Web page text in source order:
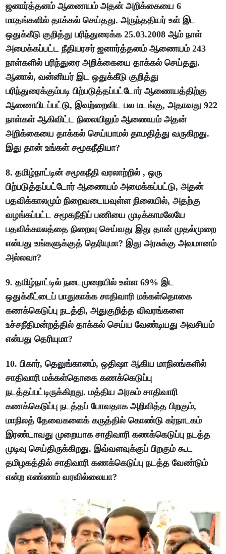
ஜனார்த்தனம் ஆணையம் அதன் அறிக்கையை 6
மாதங்களில் தாக்கல் செய்தது. அருந்ததியர் உள் இட
ஒதுக்கீடு குறித்து பரிந்துரைக்க 25.03.2008 ஆம் நாள்
அமைக்கப்பட்ட நீதியரசர் ஜனார்த்தனம் ஆணையம் 243
நாள்களில் பரிந்துரை அறிக்கையை தாக்கல் செய்தது.
ஆனால், வன்னியர் இட ஒதுக்கீடு குறித்து
பரிந்துரைக்கும்படி பிற்படுத்தப்பட்டோர் ஆணையத்திற்கு
ஆணையிடப்பட்டு, இவற்றைவிட பல மடங்கு, அதாவது 922
நாள்கள் ஆகிவிட்ட நிலையிலும் ஆணையம் அதன்
அறிக்கையை தாக்கல் செய்யாமல் தாமதித்து வருகிறது.
இது தான் உங்கள் சமூகநீதியா?
8. தமிழ்நாட்டின் சமூகநீதி வரலாற்றில் , ஒரு
பிற்படுத்தப்பட்டோர் ஆணையம் அமைக்கப்பட்டு, அதன்
பதவிக்காலமும் நிறைவடையவுள்ள நிலையில், அதற்கு
வழங்கப்பட்ட சமூகநீதிப் பணியை முடிக்காமலேயே
பதவிக்காலத்தை நிறைவு செய்வது இது தான் முதல்முறை
என்பது உங்களுக்குத் தெரியுமா? இது அரசுக்கு அவமானம்
அல்லவா?
9. தமிழ்நாட்டில் நடைமுறையில் உள்ள 69% இட
ஒதுக்கீட்டைப் பாதுகாக்க சாதிவாரி மக்கள்தொகை
கணக்கெடுப்பு நடத்தி, அதுகுறித்த விவரங்களை
உச்சநீதிமன்றத்தில் தாக்கல் செய்ய வேண்டியது அவசியம்
என்பது தெரியுமா?
10. பிகார், தெலுங்கானம், ஒதிஷா ஆகிய மாநிலங்களில்
சாதிவாரி மக்கள்தொகை கணக்கெடுப்பு
நடத்தப்பட்டிருக்கிறது. மத்திய அரசும் சாதிவாரி
கணக்கெடுப்பு நடத்தப் போவதாக அறிவித்த பிறகும்,
மாநிலத் தேவைகளைக் கருத்தில் கொண்டு கர்நாடகம்
இரண்டாவது முறையாக சாதிவாரி கணக்கெடுப்பு நடத்த
முடிவு செய்திருக்கிறது. இவ்வளவுக்குப் பிறகும் கூட
தமிழகத்தில் சாதிவாரி கணக்கெடுப்பு நடத்த வேண்டும்
என்ற எண்ணம் வரவில்லையா?